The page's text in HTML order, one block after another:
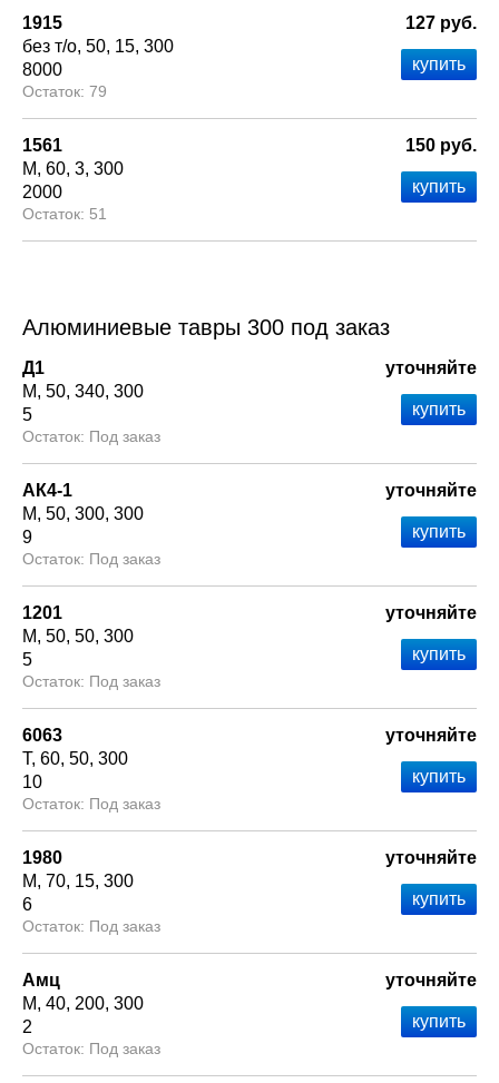
1915
без т/о 50 15 300
8000
79
127 руб.
1561
М 60 3 300
2000
51
150 руб.
Алюминиевые тавры 300 под заказ
Д1
М 50 340 300
5
Под заказ
уточняйте
АК4-1
М 50 300 300
9
Под заказ
уточняйте
1201
М 50 50 300
5
Под заказ
уточняйте
6063
Т 60 50 300
10
Под заказ
уточняйте
1980
М 70 15 300
6
Под заказ
уточняйте
Амц
М 40 200 300
2
Под заказ
уточняйте